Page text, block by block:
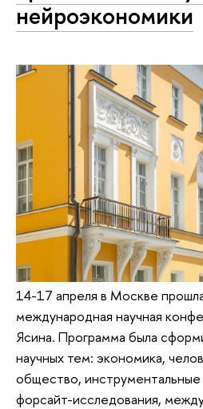
нейроэкономики
14-17 апреля в Москве
международная научная
Ясина. Программа была
научных тем: экономика,
общество,
форсайт-исследования,